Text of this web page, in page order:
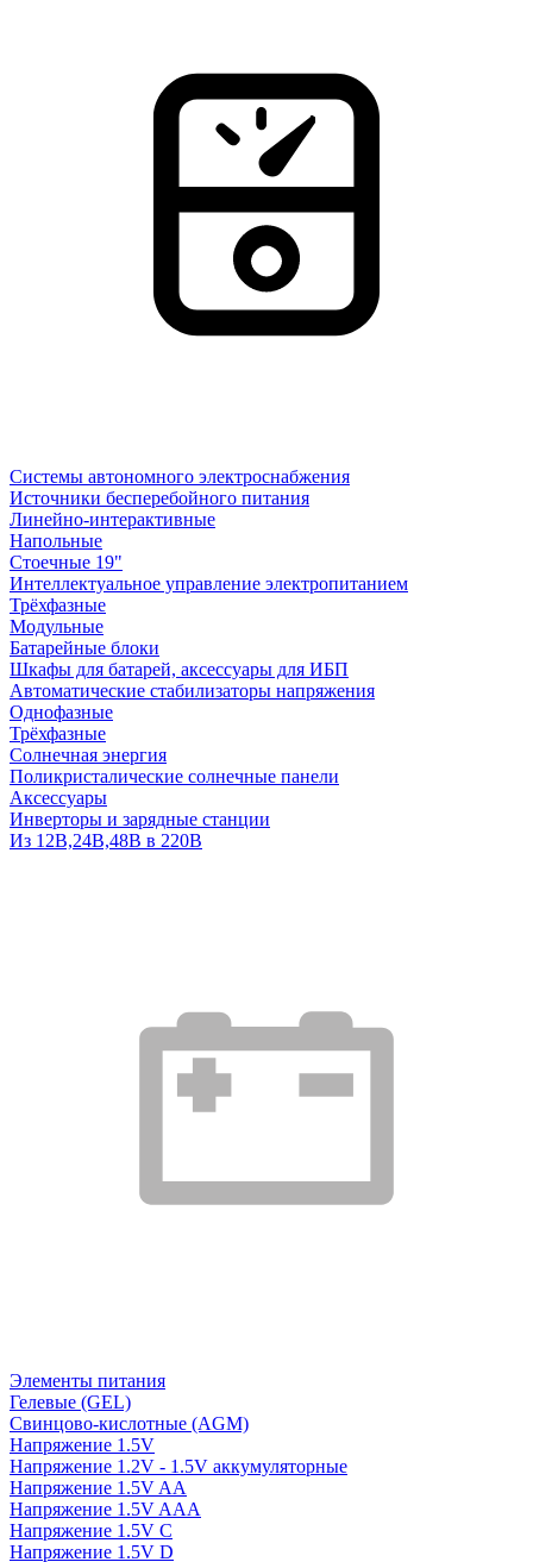
Системы автономного электроснабжения
Источники бесперебойного питания
Линейно-интерактивные
Напольные
Стоечные 19"
Интеллектуальное управление электропитанием
Трёхфазные
Модульные
Батарейные блоки
Шкафы для батарей, аксессуары для ИБП
Автоматические стабилизаторы напряжения
Однофазные
Трёхфазные
Солнечная энергия
Поликристалические солнечные панели
Аксессуары
Инверторы и зарядные станции
Из 12В,24В,48В в 220В
Элементы питания
Гелевые (GEL)
Свинцово-кислотные (AGM)
Напряжение 1.5V
Напряжение 1.2V - 1.5V аккумуляторные
Напряжение 1.5V AA
Напряжение 1.5V AAA
Напряжение 1.5V C
Напряжение 1.5V D